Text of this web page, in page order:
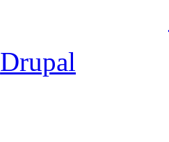
Drupal